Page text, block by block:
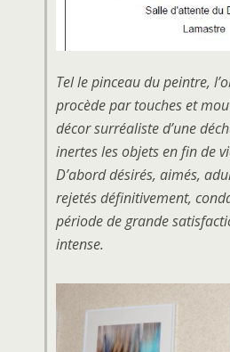
Tel le pinceau du peintre,
procède par touches et
décor surréaliste d’une
inertes les objets en fin de
D’abord désirés, aimés,
rejetés définitivement,
période de grande
intense.